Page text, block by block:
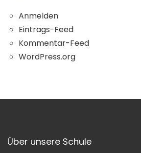
Anmelden
Eintrags-Feed
Kommentar-Feed
WordPress.org
Über unsere Schule